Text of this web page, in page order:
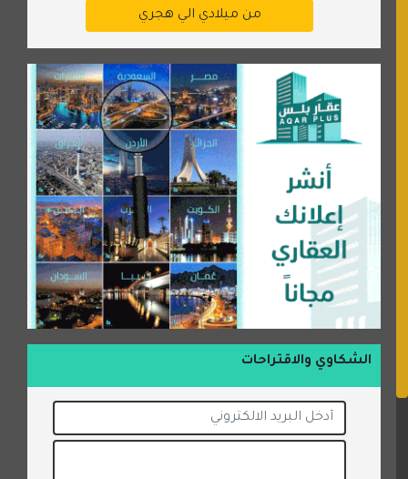
من ميلادي الي هجري
الشكاوي والاقتراحات